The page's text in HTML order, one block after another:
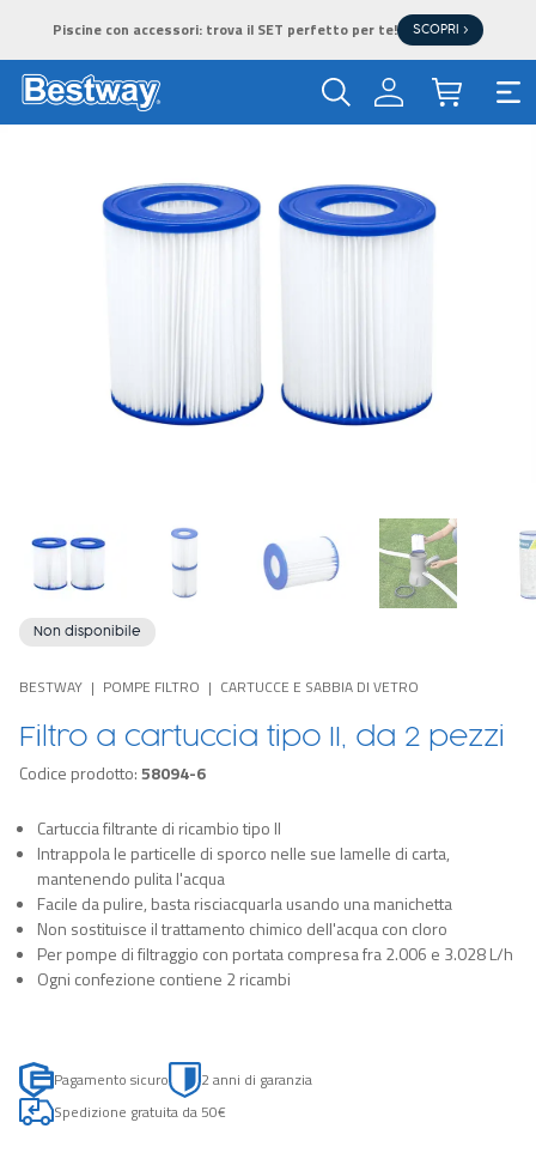
Piscine con accessori: trova il SET perfetto per te! SCOPRI >
Non disponibile
BESTWAY POMPE FILTRO CARTUCCE E SABBIA DI VETRO
Filtro a cartuccia tipo II, da 2 pezzi
Codice prodotto:58094-6
Cartuccia filtrante di ricambio tipo II
Intrappola le particelle di sporco nelle sue lamelle di carta,
mantenendo pulita l'acqua
Facile da pulire, basta risciacquarla usando una manichetta
Non sostituisce il trattamento chimico dell'acqua con cloro
Per pompe di filtraggio con portata compresa fra 2.006 e 3.028 L/h
Ogni confezione contiene 2 ricambi
Pagamento sicuro
2 anni di garanzia
Spedizione gratuita da 50€